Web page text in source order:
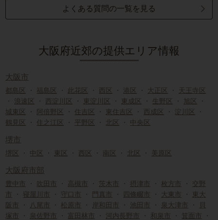
よくある質問の一覧を見る
大阪府近郊の提供エリア情報
大阪市
都島区 ・ 福島区 ・ 此花区 ・ 西区 ・ 港区 ・ 大正区 ・
天王寺区
・ 浪速区 ・ 西淀川区 ・ 東淀川区 ・ 東成区 ・ 生野区 ・ 旭区
・
城東区
・ 阿倍野区 ・ 住吉区 ・ 東住吉区 ・ 西成区 ・ 淀川区
・
鶴見区
・ 住之江区 ・ 平野区 ・ 北区 ・ 中央区
堺市
堺区 ・ 中区 ・ 東区 ・ 西区 ・ 南区 ・ 北区 ・ 美原区
大阪府市部
豊中市 ・ 吹田市 ・ 高槻市 ・ 茨木市 ・ 摂津市 ・枚方市 ・ 交野
・ 寝屋川市 ・ 守口市 ・ 門真市 ・ 四條畷市 ・ 大東市 ・ 東大
阪市
・ 八尾市 ・ 松原市 ・ 岸和田市 ・ 池田市 ・ 泉大津市 ・
貝
塚市
・ 泉佐野市 ・ 富田林市 ・ 河内長野市 ・ 和泉市 ・ 箕面市
・